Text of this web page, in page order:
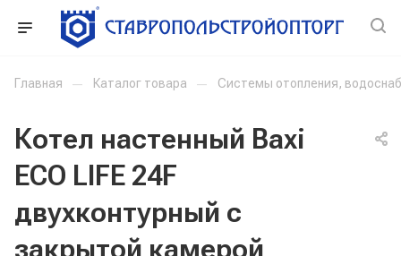
Главная — Каталог товара — Системы отопления,
Котел настенный Baxi
ECO LIFE 24F
двухконтурный с
закрытой камерой